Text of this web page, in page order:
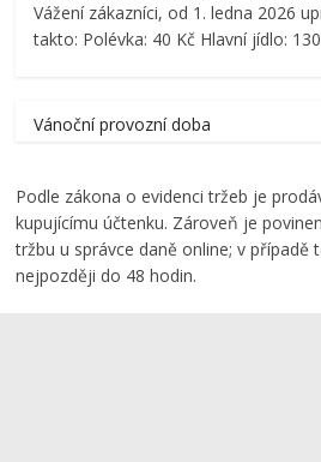
Vážení zákazníci, od 1. ledna 2026
takto: Polévka: 40 Kč Hlavní jídlo:
Vánoční provozní doba
Podle zákona o evidenci tržeb je
kupujícímu účtenku. Zároveň je
tržbu u správce daně online; v případě
nejpozději do 48 hodin.